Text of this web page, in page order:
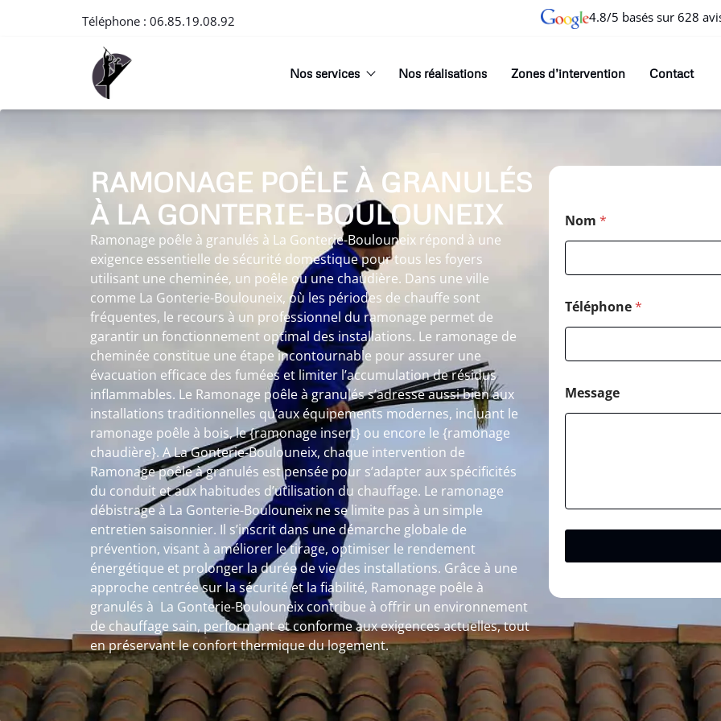
Téléphone : 06.85.19.08.92 4.8/5 basés sur 628
Nos services Nos réalisations Zones d’intervention Contact
RAMONAGE POÊLE À GRANULÉS
À LA GONTERIE-BOULOUNEIX
Ramonage poêle à granulés à La Gonterie-Boulouneix répond à une
exigence essentielle de sécurité domestique pour tous les foyers
utilisant une cheminée, un poêle ou une chaudière. Dans une ville
comme La Gonterie-Boulouneix, où les périodes de chauffe sont
fréquentes, le recours à un professionnel du ramonage permet de
garantir un fonctionnement optimal des installations. Le ramonage de
cheminée constitue une étape incontournable pour assurer une
évacuation efficace des fumées et limiter l’accumulation de résidus
inflammables. Le Ramonage poêle à granulés s’adresse aussi bien aux
installations traditionnelles qu’aux équipements modernes, incluant le
ramonage poêle à bois, le {ramonage insert} ou encore le {ramonage
chaudière}. A La Gonterie-Boulouneix, chaque intervention de
Ramonage poêle à granulés est pensée pour s’adapter aux spécificités
du conduit et aux habitudes d’utilisation du chauffage. Le ramonage
débistrage à La Gonterie-Boulouneix ne se limite pas à un simple
entretien saisonnier. Il s’inscrit dans une démarche globale de
prévention, visant à améliorer le tirage, optimiser le rendement
énergétique et prolonger la durée de vie des installations. Grâce à une
approche centrée sur la sécurité et la fiabilité, Ramonage poêle à
granulés à La Gonterie-Boulouneix contribue à offrir un environnement
de chauffage sain, performant et conforme aux exigences actuelles, tout
en préservant le confort thermique du logement.
Nom *
Téléphone*
Message